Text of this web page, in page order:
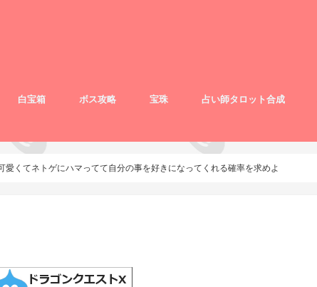
白宝箱 ボス攻略 宝珠 占い師タロット合成
愛くてネトゲにハマってて自分の事を好きになってくれる確率を求めよ